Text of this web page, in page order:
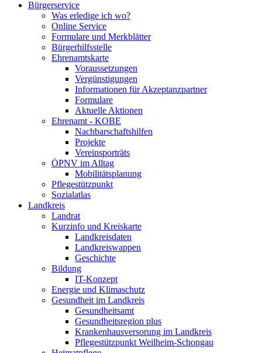
Bürgerservice
Was erledige ich wo?
Online Service
Formulare und Merkblätter
Bürgerhilfsstelle
Ehrenamtskarte
Voraussetzungen
Vergünstigungen
Informationen für Akzeptanzpartner
Formulare
Aktuelle Aktionen
Ehrenamt - KOBE
Nachbarschaftshilfen
Projekte
Vereinsporträts
ÖPNV im Alltag
Mobilitätsplanung
Pflegestützpunkt
Sozialatlas
Landkreis
Landrat
Kurzinfo und Kreiskarte
Landkreisdaten
Landkreiswappen
Geschichte
Bildung
IT-Konzept
Energie und Klimaschutz
Gesundheit im Landkreis
Gesundheitsamt
Gesundheitsregion plus
Krankenhausversorung im Landkreis
Pflegestützpunkt Weilheim-Schongau